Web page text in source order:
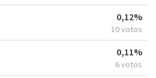
0,12%
10 votos
0,11%
6 votos